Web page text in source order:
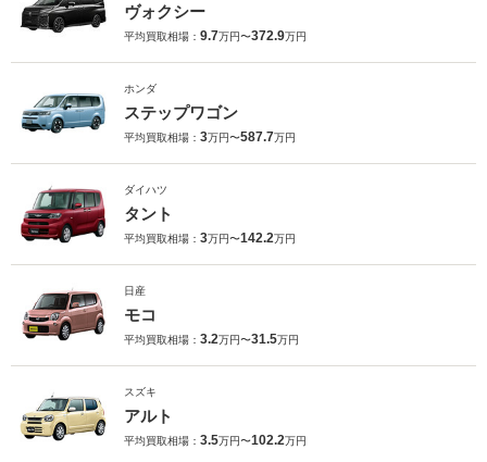
ヴォクシー
平均買取相場： 9.7万円〜372.9万円
ホンダ
ステップワゴン
平均買取相場： 3万円〜587.7万円
ダイハツ
タント
平均買取相場： 3万円〜142.2万円
日産
モコ
平均買取相場： 3.2万円〜31.5万円
スズキ
アルト
平均買取相場： 3.5万円〜102.2万円